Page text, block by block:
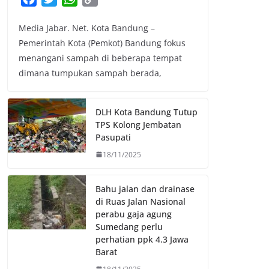
c
e
b
o
k
i
t
t
e
a
t
s
A
p
p
y
L
i
k
Media Jabar. Net. Kota Bandung –
Pemerintah Kota (Pemkot) Bandung fokus
menangani sampah di beberapa tempat
dimana tumpukan sampah berada,
DLH Kota Bandung Tutup
TPS Kolong Jembatan
Pasupati
18/11/2025
Bahu jalan dan drainase
di Ruas Jalan Nasional
perabu gaja agung
Sumedang perlu
perhatian ppk 4.3 Jawa
Barat